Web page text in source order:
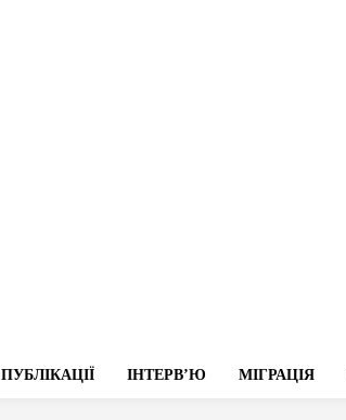
ПУБЛІКАЦІЇ ІНТЕРВʼЮ МІГРАЦІЯ